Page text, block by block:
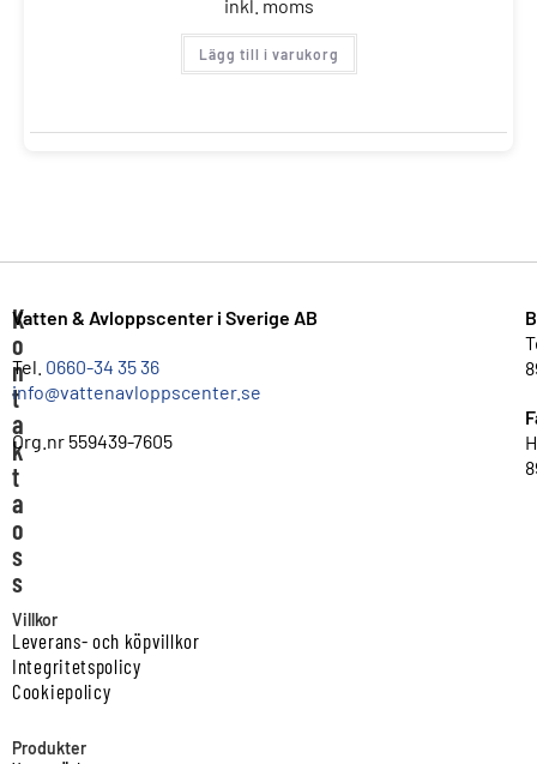
inkl. moms
Lägg till i varukorg
K
o
n
t
a
k
t
a
o
s
s
Vatten & Avloppscenter i Sverige AB
Tel. 0660-34 35 36
info@vattenavloppscenter.se
Org.nr 559439-7605
Villkor
Leverans- och köpvillkor
Integritetspolicy
Cookiepolicy
Produkter